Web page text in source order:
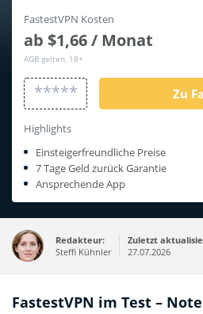
FastestVPN Kosten
ab $1,66 / Monat
AGB gelten, 18+
***** Zu
Highlights
Einsteigerfreundliche Preise
7 Tage Geld zurück Garantie
Ansprechende App
Redakteur:
Steffi Kühnler
Zuletzt
27.07.2026
FastestVPN im Test –